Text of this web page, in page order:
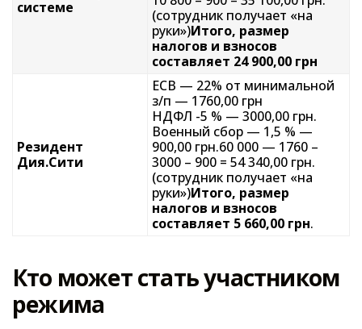
системе
(сотрудник получает «на
руки»)Итого, размер
налогов и взносов
составляет 24 900,00 грн
Резидент
Дия.Сити
ЕСВ — 22% от минимальной
з/п — 1760,00 грн
НДФЛ -5 % — 3000,00 грн.
Военный сбор — 1,5 % —
900,00 грн.60 000 — 1760 –
3000 – 900 = 54 340,00 грн.
(сотрудник получает «на
руки»)Итого, размер
налогов и взносов
составляет 5 660,00 грн.
Кто может стать участником
режима